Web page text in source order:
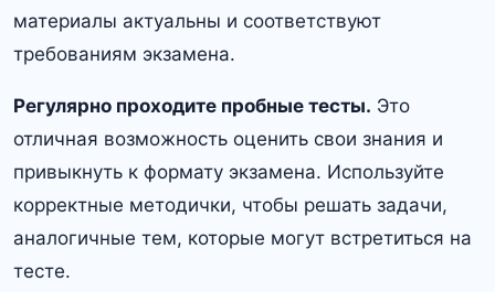
материалы актуальны и соответствуют
требованиям экзамена.
Регулярно проходите пробные тесты. Это
отличная возможность оценить свои знания и
привыкнуть к формату экзамена. Используйте
корректные методички, чтобы решать задачи,
аналогичные тем, которые могут встретиться на
тесте.